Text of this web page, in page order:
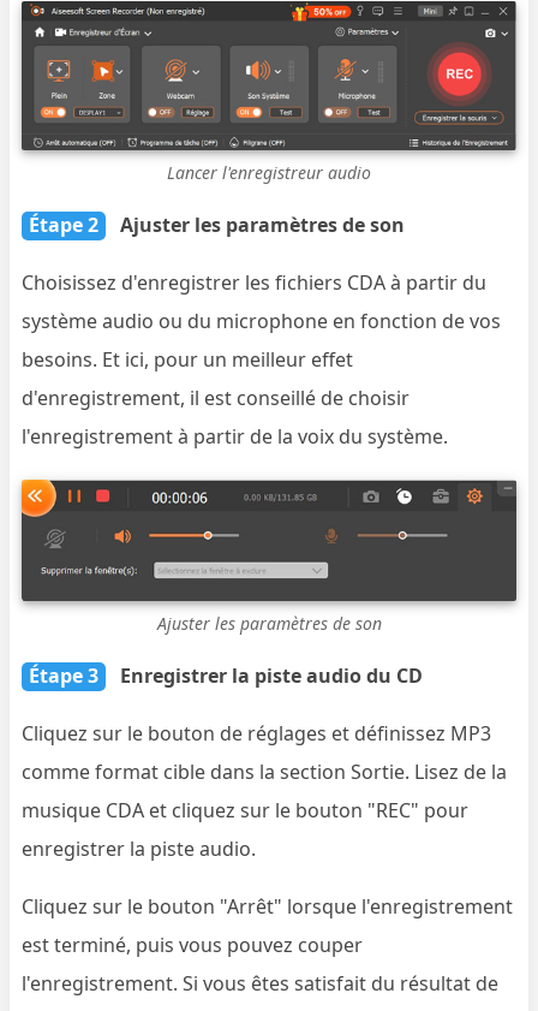
Lancer l'enregistreur audio
Étape 2 Ajuster les paramètres de son
Choisissez d'enregistrer les fichiers CDA à partir du
système audio ou du microphone en fonction de vos
besoins. Et ici, pour un meilleur effet
d'enregistrement, il est conseillé de choisir
l'enregistrement à partir de la voix du système.
Ajuster les paramètres de son
Étape 3 Enregistrer la piste audio du CD
Cliquez sur le bouton de réglages et définissez MP3
comme format cible dans la section Sortie. Lisez de la
musique CDA et cliquez sur le bouton "REC" pour
enregistrer la piste audio.
Cliquez sur le bouton "Arrêt" lorsque l'enregistrement
est terminé, puis vous pouvez couper
l'enregistrement. Si vous êtes satisfait du résultat de